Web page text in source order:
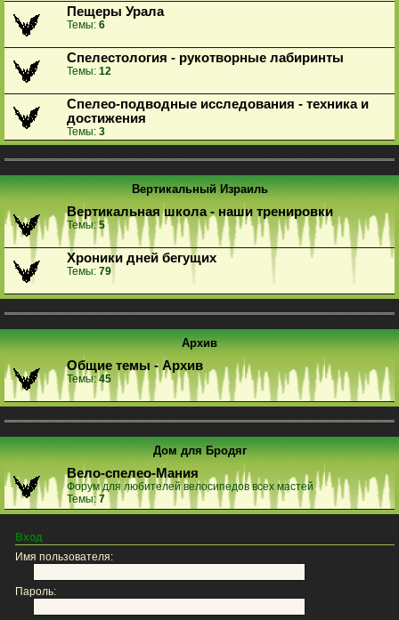
Пещеры Урала
Темы: 6
Спелестология - рукотворные лабиринты
Темы: 12
Спелео-подводные исследования - техника и
достижения
Темы: 3
Вертикальный Израиль
Вертикальная школа - наши тренировки
Темы:5
Хроники дней бегущих
Темы: 79
Архив
Общие темы - Архив
Темы:45
Дом для Бродяг
Вело-спелео-Мания
Форум для любителей велосипедов всех мастей
Темы:7
Вход
Имя пользователя:
Пароль: